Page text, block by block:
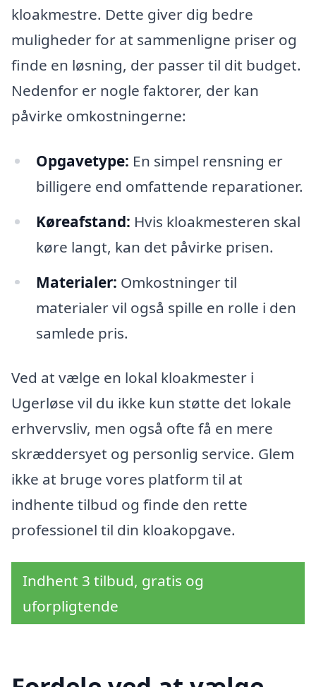
kloakmestre. Dette giver dig bedre
muligheder for at sammenligne priser og
finde en løsning, der passer til dit budget.
Nedenfor er nogle faktorer, der kan
påvirke omkostningerne:
Opgavetype: En simpel rensning er
billigere end omfattende reparationer.
Køreafstand: Hvis kloakmesteren skal
køre langt, kan det påvirke prisen.
Materialer: Omkostninger til
materialer vil også spille en rolle i den
samlede pris.
Ved at vælge en lokal kloakmester i
Ugerløse vil du ikke kun støtte det lokale
erhvervsliv, men også ofte få en mere
skræddersyet og personlig service. Glem
ikke at bruge vores platform til at
indhente tilbud og finde den rette
professionel til din kloakopgave.
Indhent 3 tilbud, gratis og
uforpligtende